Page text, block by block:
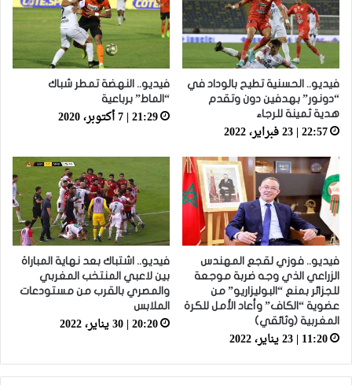
فيديو.. الحسنية تطيح بالوداد في
“دونور” بهدفين دون وتقدم
هدية ثمينة للرجاء
22:57 | 23 فبراير، 2022
فيديو.. النهضة تمطر شباك
“الماط” برباعية
21:29 | 7 أكتوبر، 2020
فيديو.. فوزي لقجع المهندس
الزراعي الذي وجه ضربة موجعة
للجزائر بمنع “البوليزاريو” من
عضوية “الكاف” وأعاد الأمل للكرة
المغربية (وثائقي)
11:20 | 23 يناير، 2022
فيديو.. اشتباك بعد نهاية المباراة
بين لاعبي المنتخب المغربي
والمصري بالقرب من مستودعات
الملابس
20:20 | 30 يناير، 2022